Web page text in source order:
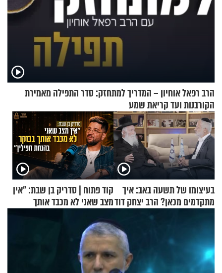
הרב רפאל אוחיון – המדריך למתחזק: סדר התפילה מאמירת
הקורבנות ועד קריאת שמע
בעיצומו של תשעה באב: איך
מתקדמים מכאן? הרב יצחק דוד
גרוסמן בשיחה מיוחדת
קוד פתוח | סדריק בן שבת: "אין
מצב שאני לא מכבד אותך